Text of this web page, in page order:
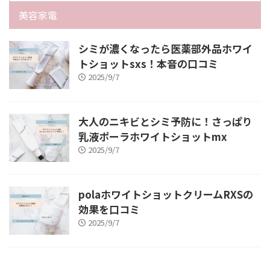
美容家電
シミが濃くなったら医薬部外品ホワイ
トショットsxs！本音の口コミ
2025/9/7
大人のニキビとシミ予防に！さっぱり
乳液ポーラホワイトショットmx
2025/9/7
polaホワイトショットクリームRXSの
効果を口コミ
2025/9/7